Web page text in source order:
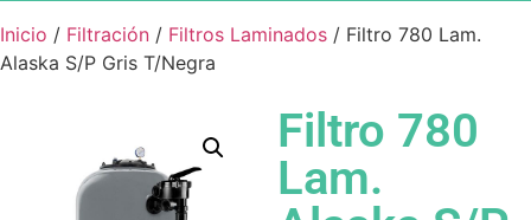
Inicio / Filtración / Filtros Laminados / Filtro 780 Lam.
Alaska S/P Gris T/Negra
Filtro 780
Lam.